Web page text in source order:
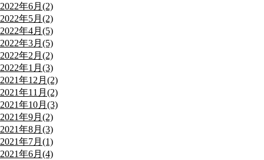
2022年6月(2)
2022年5月(2)
2022年4月(5)
2022年3月(5)
2022年2月(2)
2022年1月(3)
2021年12月(2)
2021年11月(2)
2021年10月(3)
2021年9月(2)
2021年8月(3)
2021年7月(1)
2021年6月(4)